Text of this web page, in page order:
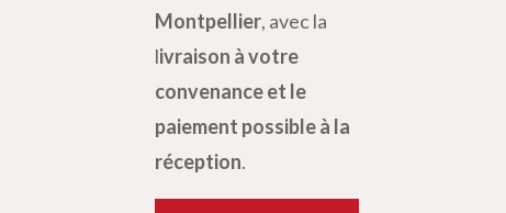
Montpellier, avec la
livraison à votre
convenance et le
paiement possible à la
réception.